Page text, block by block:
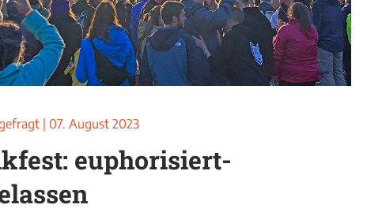
07. August 2023
euphorisiert-